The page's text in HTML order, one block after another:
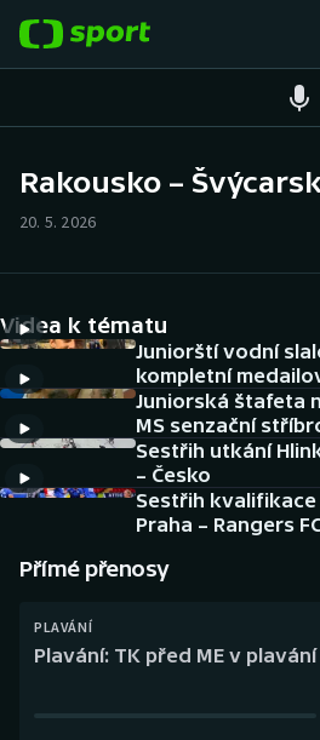
Hokej
Tenis
Atletika
Cyklistika
DALŠÍ SPORTY
Americký fotbal
Baseball a softbal
Basketbal
NEPŘEHLÉDNĚTE
Soutěže
Historické návraty
Rakousko –
20. 5. 2026
Videa k tématu
Juniorští vodní
kompletní
Juniorská štafeta
MS senzační
Sestřih utkání
– Česko
Sestřih
Praha – Rangers
Přímé přenosy
PLAVÁNÍ
Plavání: TK před ME v plavání